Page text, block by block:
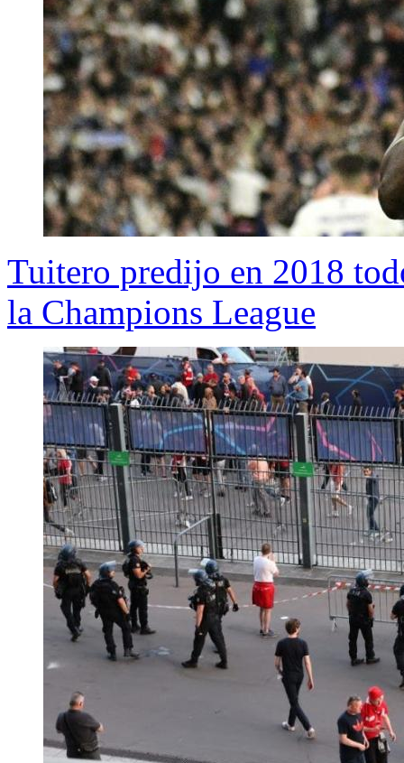
Tuitero predijo en 2018
la Champions League